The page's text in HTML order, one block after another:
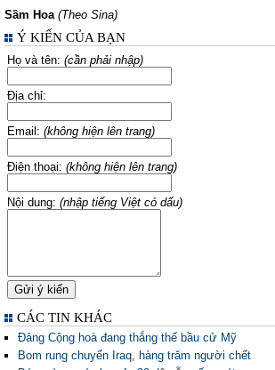
Sầm Hoa (Theo Sina)
Ý KIẾN CỦA BẠN
Họ và tên: (cần phải nhập)
Địa chỉ:
Email: (không hiện lên trang)
Điện thoại: (không hiện lên trang)
Nội dung: (nhập tiếng Việt có dấu)
CÁC TIN KHÁC
Đảng Cộng hoà đang thắng thế bầu cử Mỹ
Bom rung chuyển Iraq, hàng trăm người chết